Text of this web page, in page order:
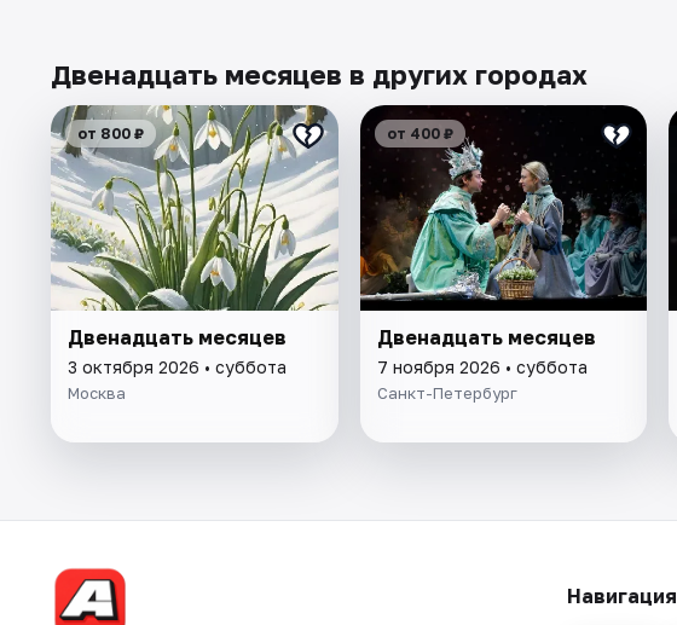
Двенадцать месяцев в других городах
от 800 ₽
Двенадцать месяцев
3 октября 2026 • суббота
Москва
от 400 ₽
Двенадцать месяцев
7 ноября 2026 • суббота
Санкт-Петербург
Навигация